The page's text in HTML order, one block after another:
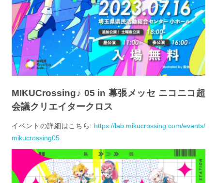
MIKUCrossing♪ 05 in 幕張メッセ ニコニコ超
会議クリエイタークロス
イベントの詳細はこちら: https://lab.mikucrossing.com/events/
mikucrossing05